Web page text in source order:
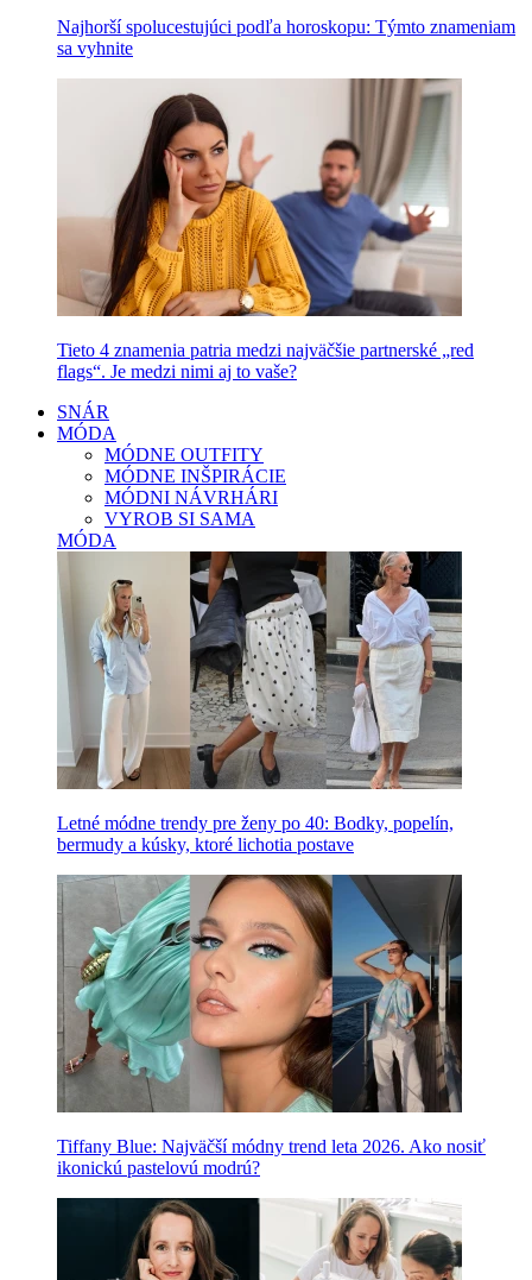
Najhorší spolucestujúci podľa horoskopu: Týmto znameniam
sa vyhnite
Tieto 4 znamenia patria medzi najväčšie partnerské „red
flags“. Je medzi nimi aj to vaše?
SNÁR
MÓDA
MÓDNE OUTFITY
MÓDNE INŠPIRÁCIE
MÓDNI NÁVRHÁRI
VYROB SI SAMA
MÓDA
Letné módne trendy pre ženy po 40: Bodky, popelín,
bermudy a kúsky, ktoré lichotia postave
Tiffany Blue: Najväčší módny trend leta 2026. Ako nosiť
ikonickú pastelovú modrú?